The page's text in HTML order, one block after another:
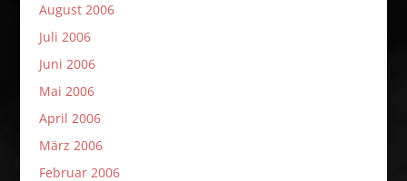
August 2006
Juli 2006
Juni 2006
Mai 2006
April 2006
März 2006
Februar 2006